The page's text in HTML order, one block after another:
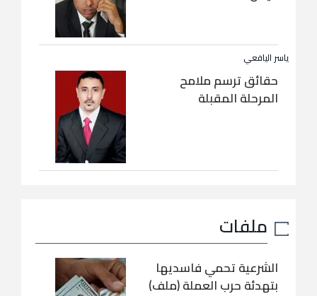
ياسر اليافعي
حقائق ترسم ملامح
المرحلة المقبلة
ملفات
الشرعية تحمي فاسديها
بتهدئة حرب العملة (ملف)